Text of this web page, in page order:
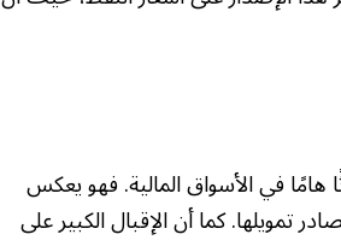
حدثًا هامًا في الأسواق المالية. فهو يعكس
تمويلها. كما أن الإقبال الكبير على